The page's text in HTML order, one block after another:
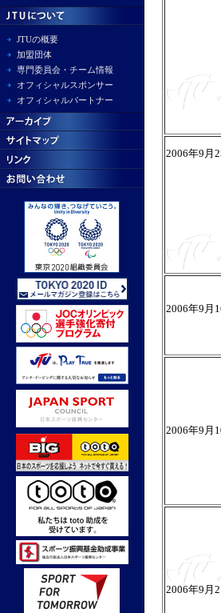
JTUの概要
加盟団体
専門委員会・チーム情報
オフィシャルスポンサー
オフィシャルパートナー
2006年9月
2006年9月
2006年9月
2006年9月